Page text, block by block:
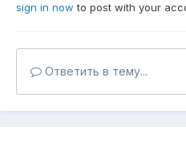
sign in now to post with your
Ответить в тему...